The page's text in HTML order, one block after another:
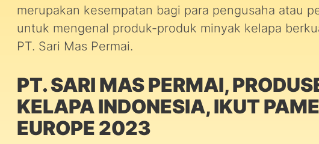
merupakan kesempatan bagi para pengusaha atau
untuk mengenal produk-produk minyak kelapa
PT. Sari Mas Permai.
PT. SARI MAS PERMAI,
KELAPA INDONESIA, IKUT
EUROPE 2023